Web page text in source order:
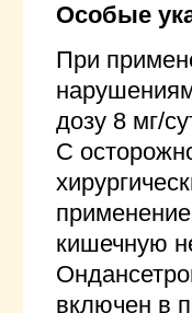
Особые
При
дозу 8 мг/
С
кишечную
включен в